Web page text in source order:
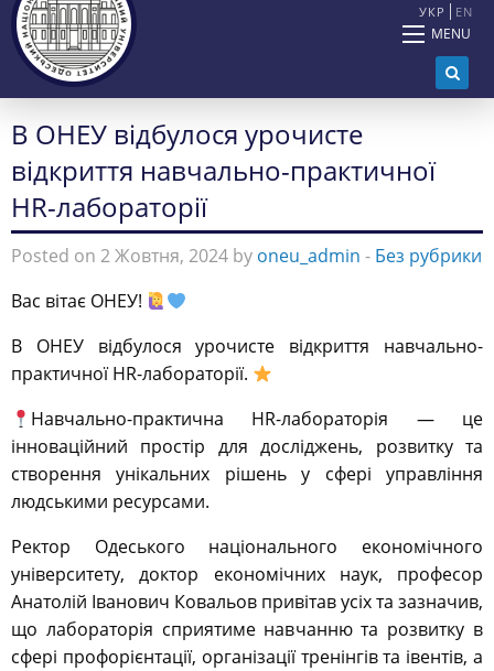
УКР EN
MENU
В ОНЕУ відбулося урочисте
відкриття навчально-практичної
HR-лабораторії
Posted on 2 Жовтня, 2024 by oneu_admin - Без рубрики
Вас вітає ОНЕУ!
В ОНЕУ відбулося урочисте відкриття навчально-
практичної HR-лабораторії.
Навчально-практична HR-лабораторія — це
інноваційний простір для досліджень, розвитку та
створення унікальних рішень у сфері управління
людськими ресурсами.
Ректор Одеського національного економічного
університету, доктор економічних наук, професор
Анатолій Іванович Ковальов привітав усіх та зазначив,
що лабораторія сприятиме навчанню та розвитку в
сфері профорієнтації, організації тренінгів та івентів, а